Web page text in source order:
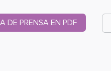
DE PRENSA EN PDF